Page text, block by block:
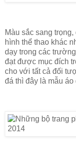
Màu sắc sang
hình thể thao khác
dạy trong các
đạt được mục đích
cho với tất cả đối
đá thì đây là mẫu